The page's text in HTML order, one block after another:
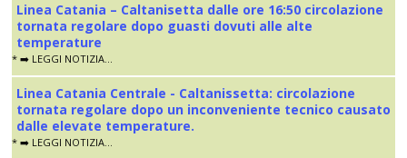
Linea Catania – Caltanisetta dalle ore 16:50 circolazione
tornata regolare dopo guasti dovuti alle alte
temperature
* ➡️ LEGGI NOTIZIA...
Linea Catania Centrale - Caltanissetta: circolazione
tornata regolare dopo un inconveniente tecnico causato
dalle elevate temperature.
* ➡️ LEGGI NOTIZIA...